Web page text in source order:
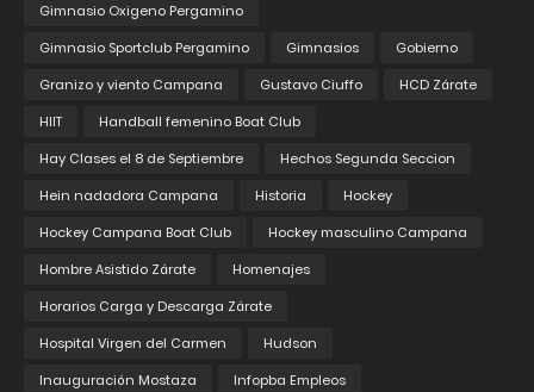
Gimnasio Oxigeno Pergamino
Gimnasio Sportclub Pergamino
Gimnasios
Gobierno
Granizo y viento Campana
Gustavo Ciuffo
HCD Zárate
HIIT
Handball femenino Boat Club
Hay Clases el 8 de Septiembre
Hechos Segunda Seccion
Hein nadadora Campana
Historia
Hockey
Hockey Campana Boat Club
Hockey masculino Campana
Hombre Asistido Zárate
Homenajes
Horarios Carga y Descarga Zárate
Hospital Virgen del Carmen
Hudson
Inauguración Mostaza
Infopba Empleos